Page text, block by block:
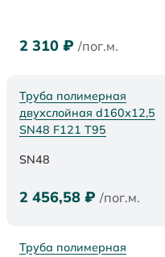
2 310 ₽ /пог.м.
Труба полимерная
двухслойная d160х12,5
SN48 F121 Т95
SN48
2 456,58 ₽ /пог.м.
Труба полимерная